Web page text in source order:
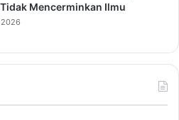
Mencerminkan Ilmu